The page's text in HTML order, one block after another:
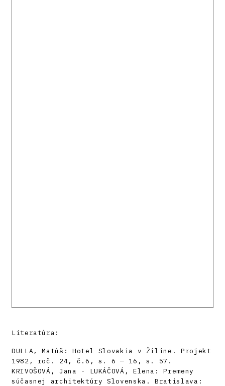
Literatúra:
DULLA, Matúš: Hotel Slovakia v Žiline. Projekt
1982, roč. 24, č.6, s. 6 — 16, s. 57.
KRIVOŠOVÁ, Jana - LUKÁČOVÁ, Elena: Premeny
súčasnej architektúry Slovenska. Bratislava: